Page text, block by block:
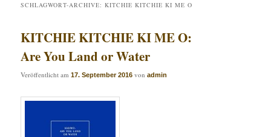
SCHLAGWORT-ARCHIVE:KITCHIE KITCHIE KI ME O
KITCHIE KITCHIE KI ME O:
Are You Land or Water
Veröffentlicht am17. September 2016 vonadmin